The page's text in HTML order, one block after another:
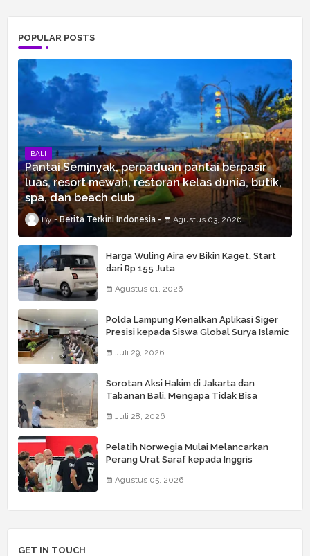
POPULAR POSTS
BALI
Pantai Seminyak, perpaduan pantai berpasir
luas, resort mewah, restoran kelas dunia, butik,
spa, dan beach club
Berita Terkini Indonesia Agustus 03, 2026
Harga Wuling Aira ev Bikin Kaget, Start
dari Rp 155 Juta
Agustus 01, 2026
Polda Lampung Kenalkan Aplikasi Siger
Presisi kepada Siswa Global Surya Islamic
Juli 29, 2026
Sorotan Aksi Hakim di Jakarta dan
Tabanan Bali, Mengapa Tidak Bisa
Juli 28, 2026
Pelatih Norwegia Mulai Melancarkan
Perang Urat Saraf kepada Inggris
Agustus 05, 2026
GET IN TOUCH